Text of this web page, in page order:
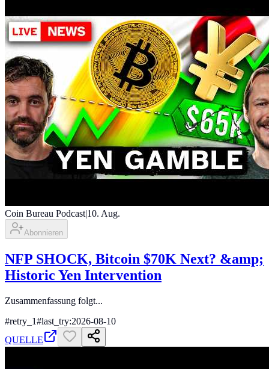
Coin Bureau Podcast|10. Aug.
Abonnieren
NFP SHOCK, Bitcoin $70K Next? &amp;
Historic Yen Intervention
Zusammenfassung folgt...
#retry_1#last_try:2026-08-10
QUELLE